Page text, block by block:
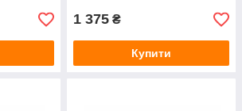
1 375 ₴
Купити